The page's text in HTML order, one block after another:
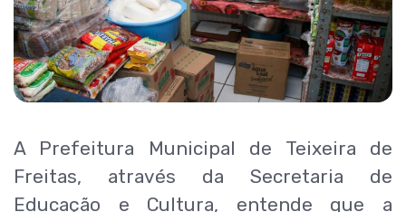
A Prefeitura Municipal de Teixeira de
Freitas, através da Secretaria de
Educação e Cultura, entende que a